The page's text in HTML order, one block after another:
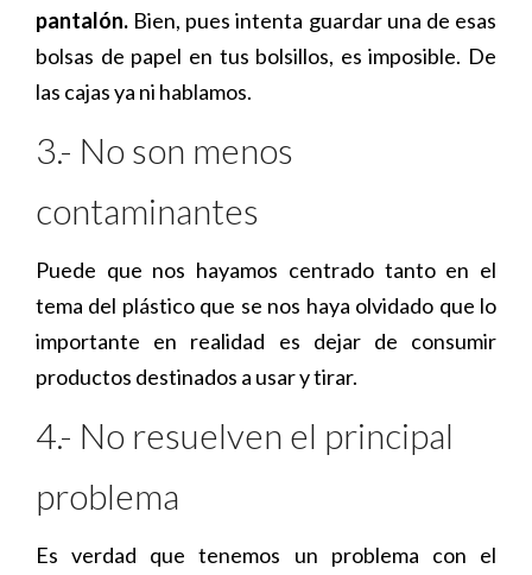
pantalón. Bien, pues intenta guardar una de esas
bolsas de papel en tus bolsillos, es imposible. De
las cajas ya ni hablamos.
3.- No son menos
contaminantes
Puede que nos hayamos centrado tanto en el
tema del plástico que se nos haya olvidado que lo
importante en realidad es dejar de consumir
productos destinados a usar y tirar.
4.- No resuelven el principal
problema
Es verdad que tenemos un problema con el